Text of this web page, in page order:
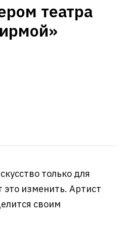
театра
только для
изменить. Артист
своим